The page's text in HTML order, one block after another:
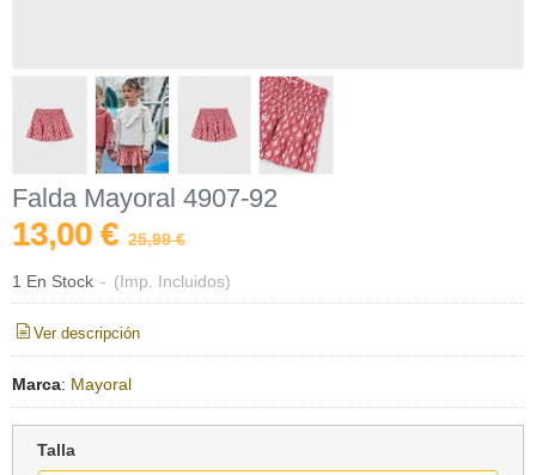
Falda Mayoral 4907-92
13,00 € 25,99 €
1 En Stock - (Imp. Incluidos)
Ver descripción
Marca: Mayoral
Talla